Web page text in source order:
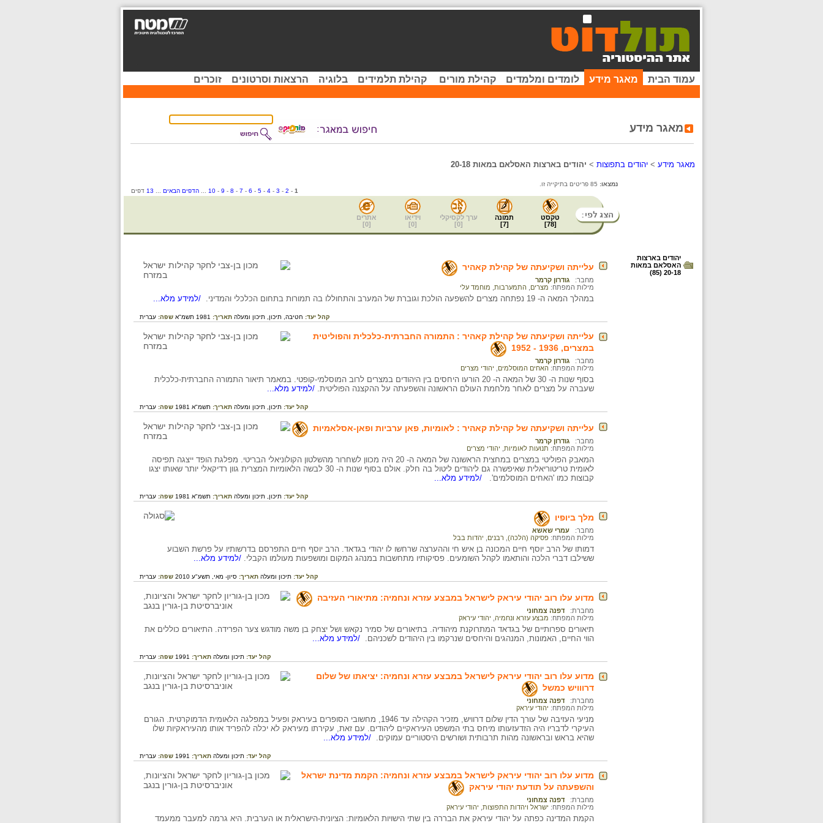
עמוד הבית מאגר מידע לומדים ומלמדים קהילת מורים קהילת תלמידים בלוגיה הרצאות וסרטונים זוכרים
מאגר מידע
מאגר מידע > יהודים בתפוצות > יהודים בארצות האסלאם במאות 20-18
נמצאו:
1
-
2
-
3
-
4
-
5
-
6
-
7
-
8
-
9
-
10 הדפים הבאים 13 דפים
טקסט
[
78
]
תמונה
[
7
]
ערך לקסיקלי
[
0
]
וידיאו
[
0
]
אתרים
[
0
]
יהודים בארצות
האסלאם במאות
20-18 (85)
עלייתה ושקיעתה של קהילת קאהיר
מחבר:
גודרון קרמר
מילות המפתח: מצרים התמערבות מוחמד עלי
במהלך המאה ה- 19 נפתחה מצרים להשפעה הולכת וגוברת של המערב והתחוללו בה תמורות בתחום הכלכלי והמדיני. /למידע מלא...
קהל יעד: חטיבה, תיכון, תיכון ומעלה תאריך: 1981 תשמ"א שפה: עברית
עלייתה ושקיעתה של קהילת קאהיר : התמורה החברתית-כלכלית והפוליטית
במצרים, 1936 - 1952
מחבר:
גודרון קרמר
מילות המפתח: האחים המוסלמים יהודי מצרים
בסוף שנות ה- 30 של המאה ה- 20 הורעו היחסים בין היהודים במצרים לרוב המוסלמי-קופטי. במאמר תיאור התמורה החברתית-כלכלית
שעברה על מצרים לאחר מלחמת העולם הראשונה והשפעתה על ההקצנה הפוליטית. /למידע מלא...
קהל יעד: תיכון, תיכון ומעלה תאריך: תשמ"א 1981 שפה: עברית
עלייתה ושקיעתה של קהילת קאהיר : לאומיות, פאן ערביות ופאן-אסלאמיות
מחבר:
גודרון קרמר
מילות המפתח: תנועות לאומיות יהודי מצרים
המאבק הפוליטי במצרים במחצית הראשונה של המאה ה- 20 היה מכוון לשחרור מהשלטון הקולוניאלי הבריטי. מפלגת הופד ייצגה תפיסה
לאומית טריטוריאלית שאיפשרה גם ליהודים ליטול בה חלק. אולם בסוף שנות ה- 30 לבשה הלאומיות המצרית גוון רדיקאלי יותר שאותו יצגו
קבוצות כמו 'האחים המוסלמים'.
/למידע מלא...
קהל יעד: תיכון, תיכון ומעלה תאריך: תשמ"א 1981 שפה: עברית
מלך ביופיו
מחבר:
עמרי שאשא
מילות המפתח: פסיקה (הלכה) רבנים יהדות בבל
דמותו של הרב יוסף חיים המכונה בן איש חי וההערצה שרחשו לו יהודי בגדאד. הרב יוסף חיים התפרסם בדרשותיו על פרשת השבוע
ששילבו דברי הלכה והותאמו לקהל השומעים. פסיקותיו מתחשבות במנהג המקום ומושפעות מעולמו הקבלי. /למידע מלא...
קהל יעד: תיכון ומעלה תאריך: סיון- מאי, תשע"ע 2010 שפה: עברית
מדוע עלו רוב יהודי עיראק לישראל במבצע עזרא ונחמיה: מתיאורי העזיבה
מחברת:
דפנה צמחוני
מילות המפתח: מבצע עזרא ונחמיה יהודי עיראק
תיאורים ספרותיים של בגדאד המתרוקנת מיהודיה. בתיאורים של סמיר נקאש ושל יצחק בן משה מודגש צער הפרידה. התיאורים כוללים את
הווי החיים, האמונות, המנהגים והיחסים שנרקמו בין היהודים לשכניהם. /למידע מלא...
קהל יעד: תיכון ומעלה תאריך: 1991 שפה: עברית
מדוע עלו רוב יהודי עיראק לישראל במבצע עזרא ונחמיה: יציאתו של שלום
דרווויש כמשל
מחברת:
דפנה צמחוני
מילות המפתח: יהודי עיראק
מניעי העזיבה של עורך הדין שלום דרוויש, מזכיר הקהילה עד 1946, מחשובי הסופרים בעיראק ופעיל במפלגה הלאומית הדמוקרטית. הגורם
העיקרי לדבריו היה הזדעזעותו מיחס בתי המשפט העיראקיים ליהודים. עם זאת, עקירתו מעיראק לא יכלה להפריד אותו מהעיראקיות שלו
שהיא בראש ובראשונה מהות תרבותית ושורשים היסטוריים עמוקים. /למידע מלא...
קהל יעד: תיכון ומעלה תאריך: 1991 שפה: עברית
מדוע עלו רוב יהודי עיראק לישראל במבצע עזרא ונחמיה: הקמת מדינת ישראל
והשפעתה על תודעת יהודי עיראק
מחברת:
דפנה צמחוני
מילות המפתח: ישראל ויהדות התפוצות יהודי עיראק
הקמת המדינה כפתה על יהודי עיראק את הבררה בין שתי הישויות הלאומיות: הציונית-הישראלית או הערבית. היא גרמה למעבר ממעמד